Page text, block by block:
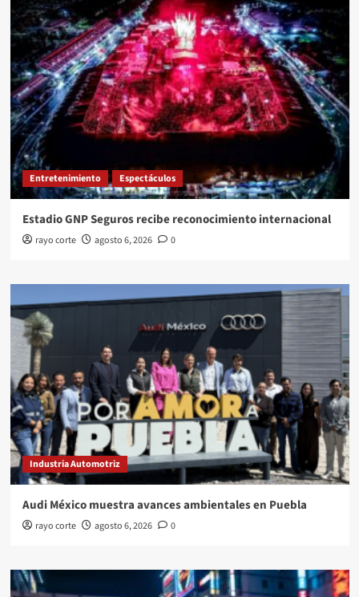
Entretenimiento Espectáculos
Estadio GNP Seguros recibe reconocimiento internacional
rayo corte agosto 6, 2026 0
Industria Automotriz
Audi México muestra avances ambientales en Puebla
rayo corte agosto 6, 2026 0